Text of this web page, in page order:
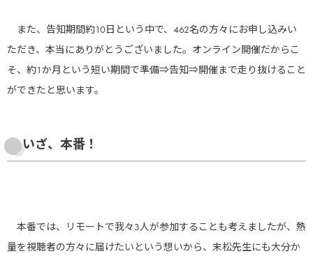
ベーリンガーインゲルハイム ア
ニマルヘルスジャパン株式会社
ＤＳファーマアニマルヘルス株
また、告知期間約10日という中で、462名の方々にお申し込みい
ただき、本当にありがとうございました。オンライン開催だからこ
そ、約1か月という短い期間で準備⇒告知⇒開催まで走り抜けること
ができたと思います。
いざ、本番！
本番では、リモートで我々3人が参加することも考えましたが、熱
量を視聴者の方々に届けたいという想いから、末松先生にも大分か